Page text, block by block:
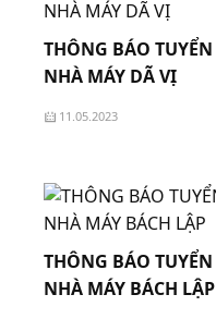
THÔNG BÁO TUYỂN
NHÀ MÁY DÃ VỊ
11.05.2023
THÔNG BÁO TUYỂN
NHÀ MÁY BÁCH LẬP